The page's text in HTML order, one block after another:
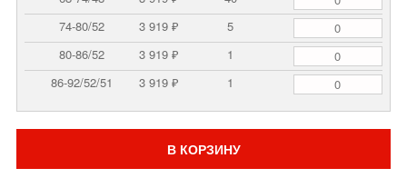
74-80/52
3 919 ₽
5
80-86/52
3 919 ₽
1
86-92/52/51
3 919 ₽ 1
В КОРЗИНУ